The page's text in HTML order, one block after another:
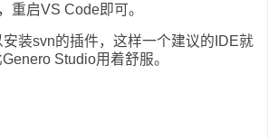
重启VS Code即可。
装svn的插件，这样一个建议的IDE就
Studio用着舒服。